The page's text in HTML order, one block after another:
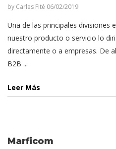
by Carles Fité 06/02/2019
Una de las principales divisiones
nuestro producto o servicio lo
directamente o a empresas. De
B2B ...
Leer Más
Marficom